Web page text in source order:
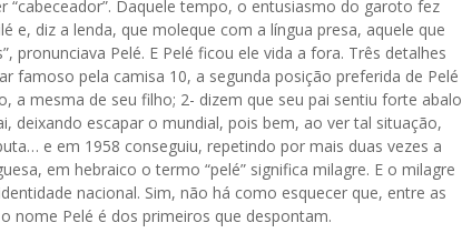
“cabeceador”. Daquele tempo, o entusiasmo do garoto fez
e, diz a lenda, que moleque com a língua presa, aquele que
pronunciava Pelé. E Pelé ficou ele vida a fora. Três detalhes
famoso pela camisa 10, a segunda posição preferida de Pelé
a mesma de seu filho; 2- dizem que seu pai sentiu forte abalo
deixando escapar o mundial, pois bem, ao ver tal situação,
e em 1958 conseguiu, repetindo por mais duas vezes a
em hebraico o termo “pelé” significa milagre. E o milagre
nacional. Sim, não há como esquecer que, entre as
nome Pelé é dos primeiros que despontam.